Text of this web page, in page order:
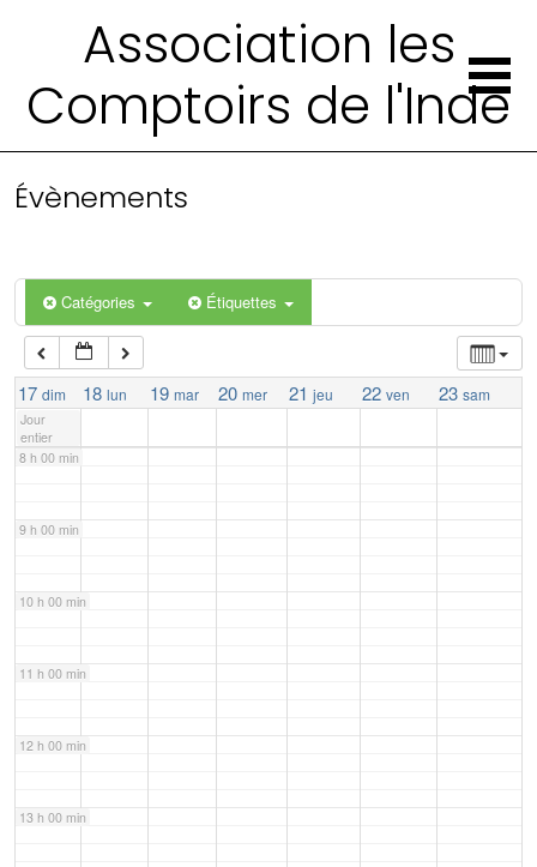
Association les
Comptoirs de l'Inde
Évènements
Catégories Étiquettes
17 dim 18 lun 19 mar 20 mer 21 jeu 22 ven 23 sam
Jour
entier
3 h 00 min
6 h 00 min
7 h 00 min
8 h 00 min
9 h 00 min
10 h 00 min
11 h 00 min
12 h 00 min
13 h 00 min